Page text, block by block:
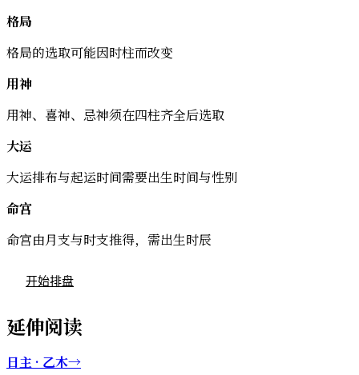
格局
格局的选取可能因时柱而改变
用神
用神、喜神、忌神须在四柱齐全后选取
大运
大运排布与起运时间需要出生时间与性别
命宫
命宫由月支与时支推得，需出生时辰
开始排盘
延伸阅读
日主 · 乙木→